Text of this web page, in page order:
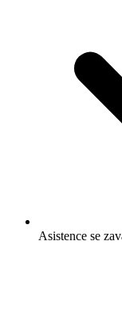
Asistence se